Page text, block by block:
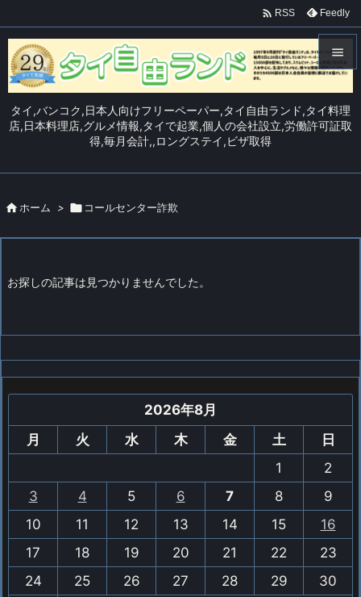
タイ,バンコク,日本人向けフリーペーパー,タイ自由ランド,タイ料理
店,日本料理店,グルメ情報,タイで起業,個人の会社設立,労働許可証取
得,毎月会計,,ロングステイ,ビザ取得

メニュ


 RSS Feedly
 ホーム >  コールセンター詐欺
お探しの記事は見つかりませんでした。
2026年8月
月
火 水 木 金 土
日
1
2
3
4 5 6 7 8
9
10
11 12 13 14 15
16
17
18 19 20 21 22
23
24
25 26 27 28 29
30